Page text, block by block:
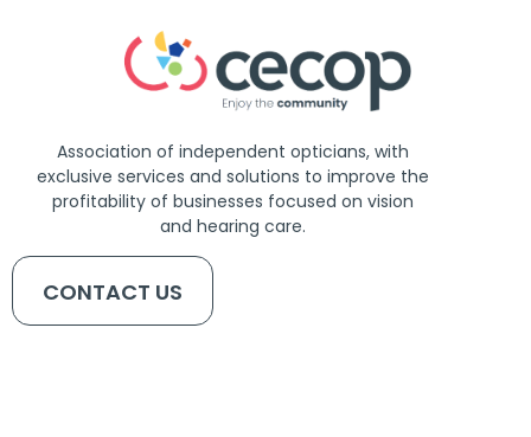
Association of independent opticians, with
exclusive services and solutions to improve the
profitability of businesses focused on vision
and hearing care.
CONTACT US